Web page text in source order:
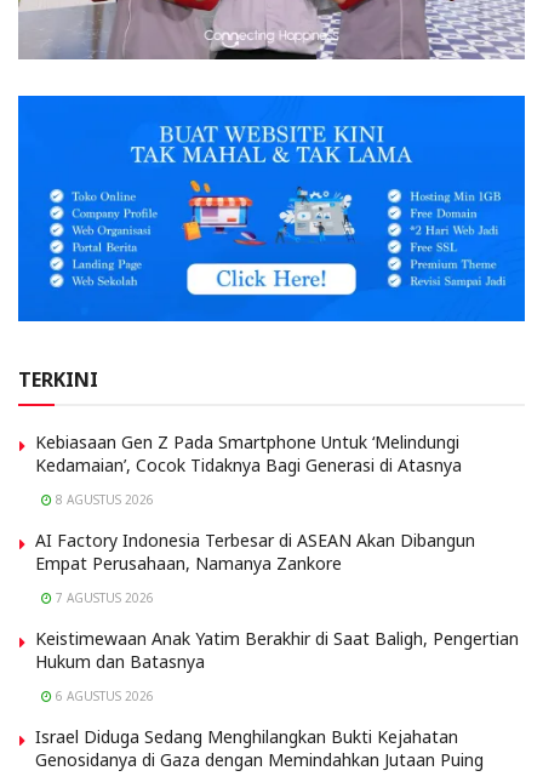
TERKINI
Kebiasaan Gen Z Pada Smartphone Untuk ‘Melindungi
Kedamaian’, Cocok Tidaknya Bagi Generasi di Atasnya
8 AGUSTUS 2026
AI Factory Indonesia Terbesar di ASEAN Akan Dibangun
Empat Perusahaan, Namanya Zankore
7 AGUSTUS 2026
Keistimewaan Anak Yatim Berakhir di Saat Baligh, Pengertian
Hukum dan Batasnya
6 AGUSTUS 2026
Israel Diduga Sedang Menghilangkan Bukti Kejahatan
Genosidanya di Gaza dengan Memindahkan Jutaan Puing